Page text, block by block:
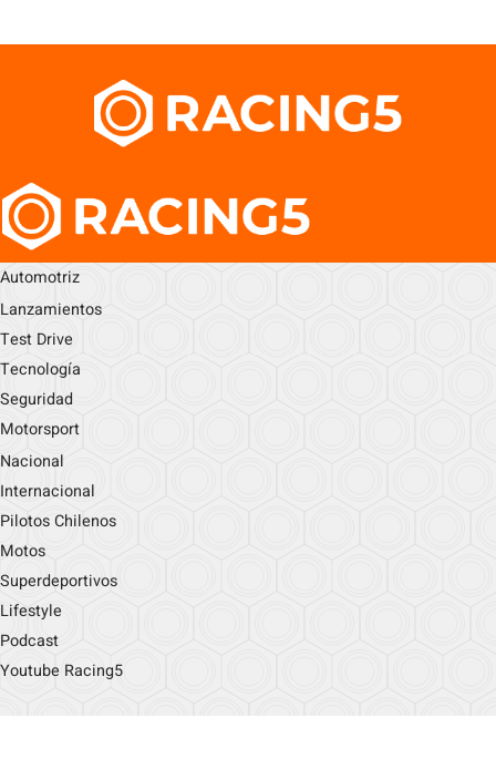
Automotriz
Lanzamientos
Test Drive
Tecnología
Seguridad
Motorsport
Nacional
Internacional
Pilotos Chilenos
Motos
Superdeportivos
Lifestyle
Podcast
Youtube Racing5